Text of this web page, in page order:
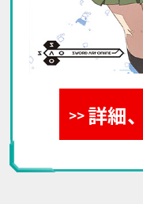
詳細